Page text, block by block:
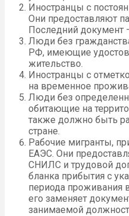
Иностранцы с
Они предоставляют
Последний документ
Люди без
РФ, имеющие
жительство.
Иностранцы с
на временное
Люди без
обитающие на
также должно быть
стране.
Рабочие мигранты,
ЕАЭС. Они
СНИЛС и трудовой
бланка прибытия с
периода проживания
его заменяет
занимаемой